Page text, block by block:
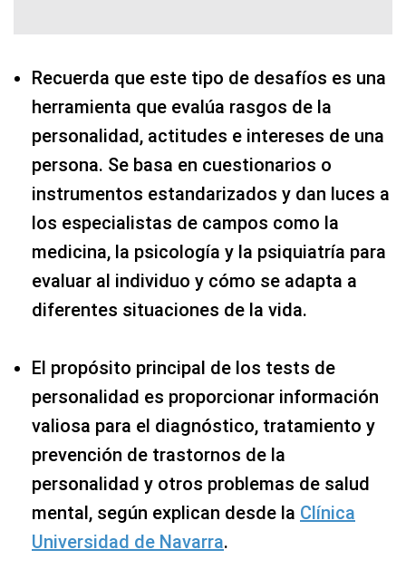
Recuerda que este tipo de desafíos es una
herramienta que evalúa rasgos de la
personalidad, actitudes e intereses de una
persona. Se basa en cuestionarios o
instrumentos estandarizados y dan luces a
los especialistas de campos como la
medicina, la psicología y la psiquiatría para
evaluar al individuo y cómo se adapta a
diferentes situaciones de la vida.
El propósito principal de los tests de
personalidad es proporcionar información
valiosa para el diagnóstico, tratamiento y
prevención de trastornos de la
personalidad y otros problemas de salud
mental, según explican desde la Clínica
Universidad de Navarra.